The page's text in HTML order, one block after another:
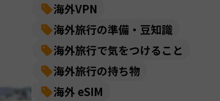
海外VPN
海外旅行の準備・豆知識
海外旅行で気をつけること
海外旅行の持ち物
海外 eSIM